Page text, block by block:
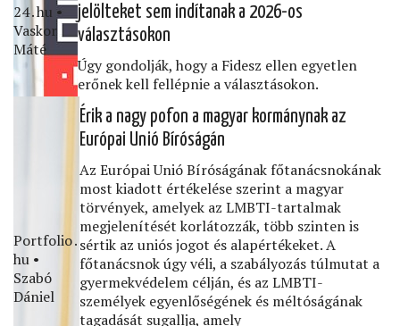
24․hu •
Vaskor
Máté
jelölteket sem indítanak a 2026-os
választásokon
Úgy gondolják, hogy a Fidesz ellen egyetlen
erőnek kell fellépnie a választásokon.
Portfolio․
hu •
Szabó
Dániel
Érik a nagy pofon a magyar kormánynak az
Európai Unió Bíróságán
Az Európai Unió Bíróságának főtanácsnokának
most kiadott értékelése szerint a magyar
törvények, amelyek az LMBTI-tartalmak
megjelenítését korlátozzák, több szinten is
sértik az uniós jogot és alapértékeket. A
főtanácsnok úgy véli, a szabályozás túlmutat a
gyermekvédelem célján, és az LMBTI-
személyek egyenlőségének és méltóságának
tagadását sugallja, amely